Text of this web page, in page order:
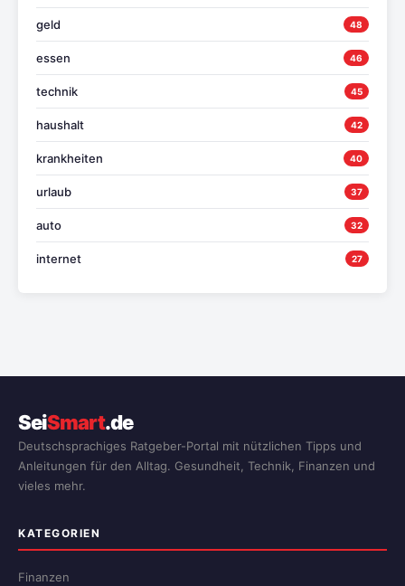
geld 48
essen 46
technik 45
haushalt 42
krankheiten 40
urlaub 37
auto 32
internet 27
SeiSmart.de
Deutschsprachiges Ratgeber-Portal mit nützlichen Tipps und
Anleitungen für den Alltag. Gesundheit, Technik, Finanzen und
vieles mehr.
KATEGORIEN
Finanzen